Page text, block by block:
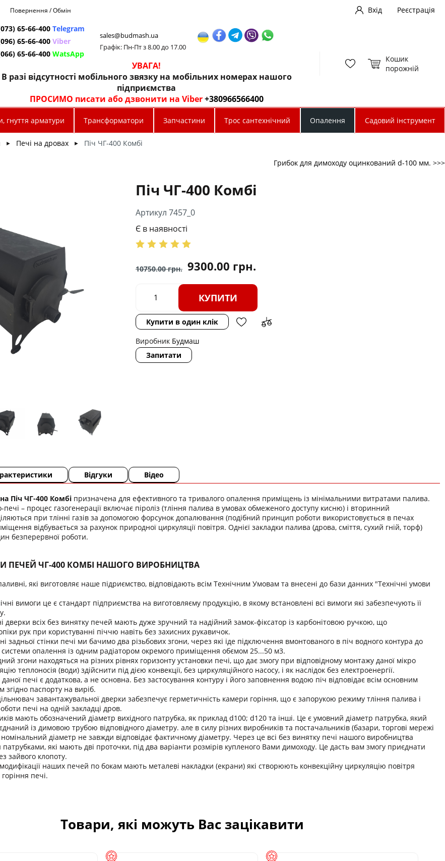
Повернення / Обмін Вхід
Реєстрація
65-66-400 Telegram
65-66-400 Viber
65-66-400 WatsApp
sales@budmash.ua
Графік: Пн-Пт з 8.00 до 17.00
УВАГА!
В разі відсутності мобільного звязку на мобільних номерах нашого
підприємства
ПРОСИМО писати або дзвонити на Viber+380966566400
Кошик
порожній
гнуття арматури Трансформатори Запчастини Трос сантехнічний Опалення Садовий інструмент
► Печі на дровах ► Піч ЧГ-400 Комбі
Грибок для димоходу оцинкований d-100 мм. >>>
Піч ЧГ-400 Комбі
Артикул 7457_0
Є в наявності
10750.00грн. 9300.00 грн.
КУПИТИ
Купити в один клік
Виробник Будмаш
Запитати
Відгуки Відео
Піч ЧГ-400 Комбі призначена для ефективного та тривалого опалення приміщень із мінімальними витратами палива.
– процес газогенерації включає піроліз (тління палива в умовах обмеженого доступу кисню) і вторинний
при тлінні газів за допомогою форсунок допалювання (подібний принцип роботи використовується в печах
відбувається за рахунок природної циркуляції повітря. Однієї закладки палива (дрова, сміття, сухий гній, торф)
безперервної роботи.
ПЕЧЕЙ ЧГ-400 КОМБІ НАШОГО ВИРОБНИЦТВА
які виготовляє наше підриємство, відповідають всім Технічним Умовам та внесені до бази данних "Технічні умови
вимоги це є стандарт підприємства на виготовляєму продукцію, в якому встановлені всі вимоги які забезпечують її
дверки всіх без винятку печей мають дуже зручний та надійний замок-фіксатор із карбонітовою ручкою, що
рук при користуванні піччю навіть без захисних рукавичок.
задньої стінки печі ми бачимо два різьбових згони, через які іде підключення вмонтованого в піч водного контура до
системи опалення із одним радіатором окремого приміщення обємом 25...50 м3.
згони находяться на різних рівнях горизонту установки печі, що дає змогу при відповідному монтажу даної мікро
теплоносія (води) здійснити під дією конвекції, без циркуляційного насосу, і як наслідок без електроенергії.
печі є додаткова, а не основна. Без застосування контуру і його заповнення водою піч відповідає всім основним
згідно паспорту на виріб.
завантажувальної дверки забезпечує герметичність камери горіння, що є запорукою режиму тління палива і
печі на одній закладці дров.
мають обозначений діаметр вихідного патрубка, як приклад d100; d120 та інші. Це є умовний діаметр патрубка, який
із димовою трубою відповідного діаметру. але в силу різних виробників та постачальників (базари, торгові мережі
діаметр не завжди відповідає фактичному діаметру. Через це всі без винятку печі нашого виробництва
які мають дві проточки, під два варіанти розмірів купленого Вами димоходу. Це дасть вам змогу приєднати
зайвого клопоту.
наших печей по бокам мають металеві накладки (екрани) які створюють конвекційну циркуляцію повітря
печі.
Товари, які можуть Вас зацікавити